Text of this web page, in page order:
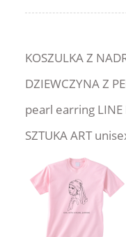
KOSZULKA Z
DZIEWCZYNA Z
pearl earring LINE
SZTUKA ART